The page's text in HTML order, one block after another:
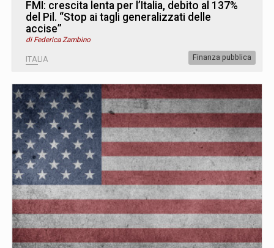
FMI: crescita lenta per l’Italia, debito al 137%
del Pil. “Stop ai tagli generalizzati delle
accise”
di Federica Zambino
ITALIA Finanza pubblica